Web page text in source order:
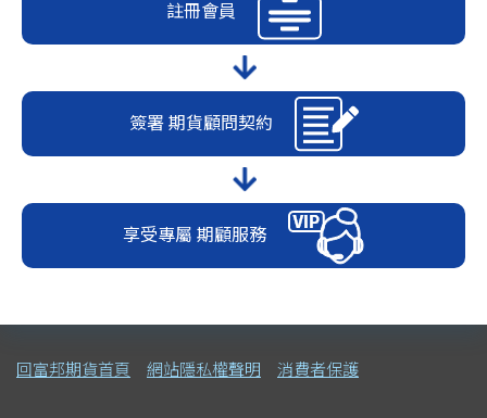
註冊會員
簽署 期貨顧問契約
享受專屬 期顧服務
回富邦期貨首頁 網站隱私權聲明 消費者保護